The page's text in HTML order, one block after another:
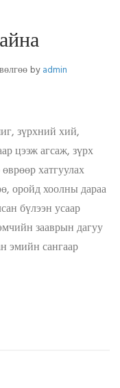
byadmin
зүрхний хий,
цээж агсаж, зүрх
хатгуулах
оройд хоолны дараа
бүлээн усаар
зааврын дагуу
эмийн сангаар